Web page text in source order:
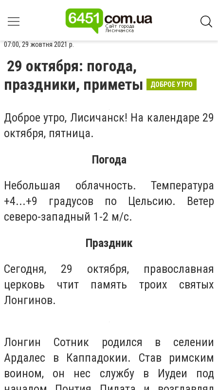
07:00, 29 жовтня 2021 р.
29 октября: погода,
праздники, приметы
ДОБРОЕ УТРО
Доброе утро, Лисичанск! На календаре 29
октября, пятница.
Погода
Небольшая облачность. Температура
+4...+9 градусов по Цельсию. Ветер
северо-западный 1-2 м/с.
Праздник
Сегодня, 29 октября, православная
церковь чтит память троих святых
Лонгинов.
Лонгин Сотник родился в селении
Ардалес в Каппадокии. Став римским
воином, он нес службу в Иудеи под